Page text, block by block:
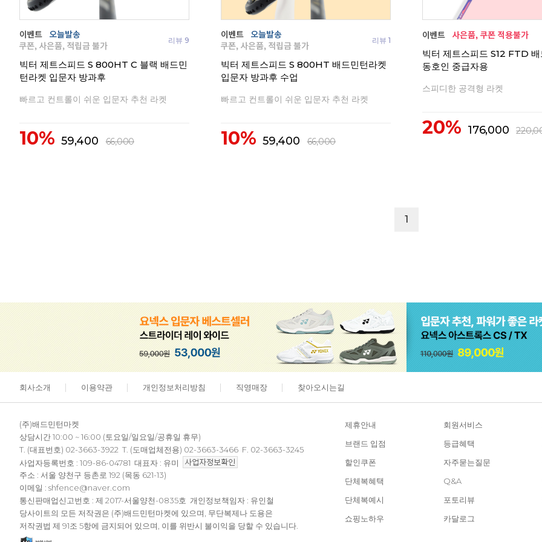
리뷰 9
빅터 제트스피드 S 800HT C 블랙 배드민
턴라켓 입문자 방과후
빠르고 컨트롤이 쉬운 입문자 추천 라켓
10% 59,400 66,000
리뷰 1
빅터 제트스피드 S 800HT 배드민턴라켓
입문자 방과후 수업
빠르고 컨트롤이 쉬운 입문자 추천 라켓
10% 59,400 66,000
빅터 제트스피드 S12 FTD 배
동호인 중급자용
스피디한 공격형 라켓
20% 176,000
1
회사소개 이용약관 개인정보처리방침 직영매장 찾아오시는길
(주)배드민턴마켓
상담시간 10:00 ~ 16:00 (토요일/일요일/공휴일 휴무)
T. (대표번호) 02-3663-3922 T. (도매업체전용) 02-3663-3466 F. 02-3663-3245
사업자등록번호 : 109-86-04781 대표자 : 유미
주소 : 서울 양천구 등촌로 192 (목동 621-13)
이메일 : shfence@naver.com
통신판매업신고번호 : 제 2017-서울양천-0835호 개인정보책임자 : 유인철
당사이트의 모든 저작권은 (주)배드민턴마켓에 있으며, 무단복제나 도용은
저작권법 제 91조 5항에 금지되어 있으며, 이를 위반시 불이익을 당할 수 있습니다.
제휴안내 회원서비스
브랜드 입점
등급혜택
할인쿠폰
자주묻는질문
단체복혜택
Q&A
단체복예시
포토리뷰
쇼핑노하우
카달로그